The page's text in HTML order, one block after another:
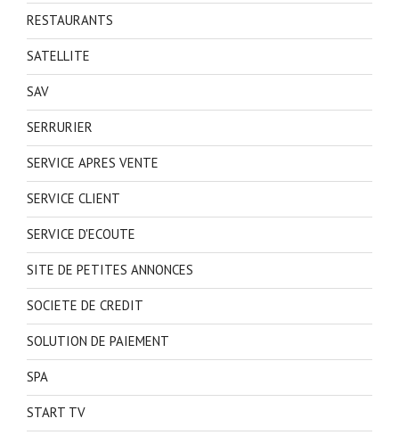
RESTAURANTS
SATELLITE
SAV
SERRURIER
SERVICE APRES VENTE
SERVICE CLIENT
SERVICE D'ECOUTE
SITE DE PETITES ANNONCES
SOCIETE DE CREDIT
SOLUTION DE PAIEMENT
SPA
START TV